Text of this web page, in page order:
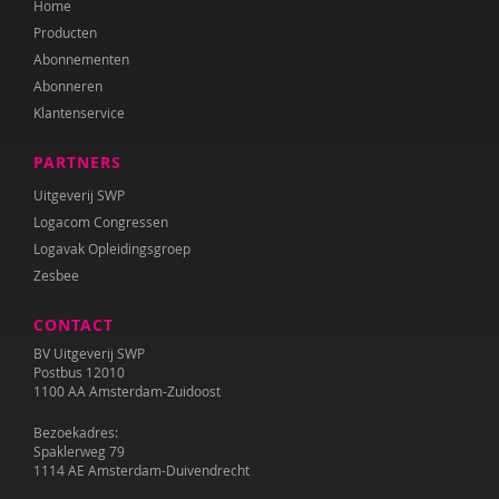
Geert-Jan Stams
Frea Swets-Gronert
Louis Tavecchio
Peter de Wit
Home
Producten
Abonnementen
Abonneren
Klantenservice
PARTNERS
Uitgeverij SWP
Logacom Congressen
Logavak Opleidingsgroep
Zesbee
CONTACT
BV Uitgeverij SWP
Postbus 12010
1100 AA Amsterdam-Zuidoost
Bezoekadres:
Spaklerweg 79
1114 AE Amsterdam-Duivendrecht